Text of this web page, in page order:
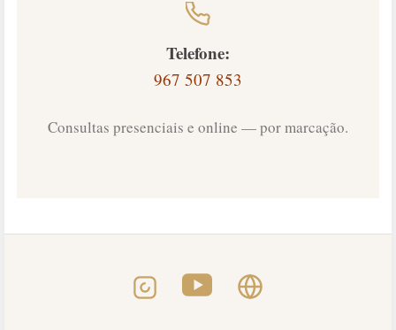
Telefone:
967 507 853
Consultas presenciais e online — por marcação.